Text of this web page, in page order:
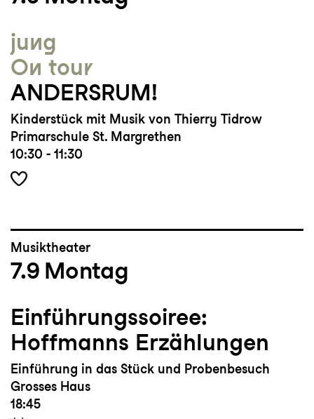
jung
On tour
ANDERSRUM!
Kinderstück mit Musik von Thierry Tidrow
Primarschule St. Margrethen
10:30 - 11:30
Musiktheater
7.9 Montag
Einführungssoiree:
Hoffmanns Erzählungen
Einführung in das Stück und Probenbesuch
Grosses Haus
18:45